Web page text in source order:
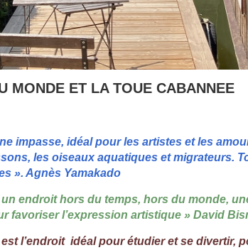
MONDE ET LA TOUE CABANNEE
impasse, idéal pour les artistes et les
les oiseaux aquatiques et migrateurs.
». Agnès Yamakado
endroit hors du temps, hors du monde,
favoriser l’expression artistique » David
l’endroit idéal pour étudier et se divertir,